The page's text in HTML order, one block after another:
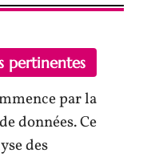
pertinentes
par la
données. Ce
des